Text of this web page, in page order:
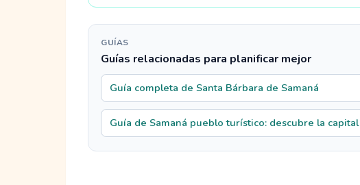
GUÍAS
Guías relacionadas para planificar mejor
Guía completa de Santa Bárbara de Samaná
Guía de Samaná pueblo turístico: descubre la capital